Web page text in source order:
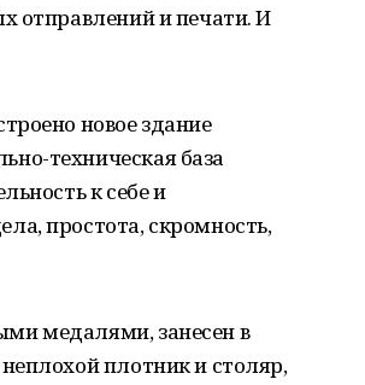
отправлений и печати. И
новое здание
техническая база
к себе и
простота, скромность,
медалями, занесен в
плотник и столяр,